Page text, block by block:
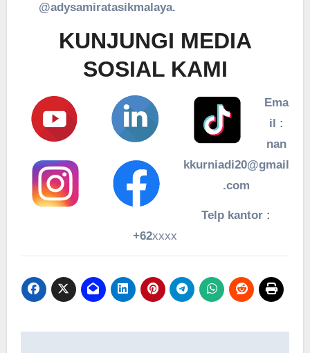
@adysamiratasikmalaya.
KUNJUNGI MEDIA
SOSIAL KAMI
Ema
il :
nan
kkurniadi20@gmail
.com
Telp kantor :
+62xxxx